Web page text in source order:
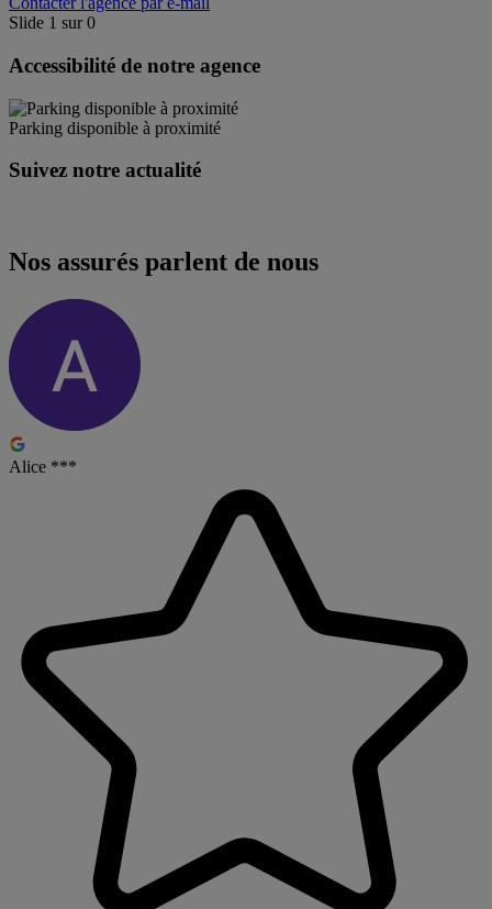
Slide 1 sur0
Accessibilité de notre agence
Parking disponible à proximité
Suivez notre actualité
Nos assurés parlent de nous
Alice ***